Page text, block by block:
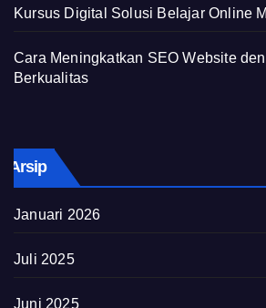
Kursus Digital Solusi Belajar Online
Cara Meningkatkan SEO Website
Berkualitas
Arsip
Januari 2026
Juli 2025
Juni 2025